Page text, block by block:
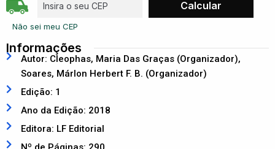
Não sei meu CEP
Informações
Autor: Cleophas, Maria Das Graças (Organizador),
Soares, Márlon Herbert F. B. (Organizador)
Edição: 1
Ano da Edição: 2018
Editora: LF Editorial